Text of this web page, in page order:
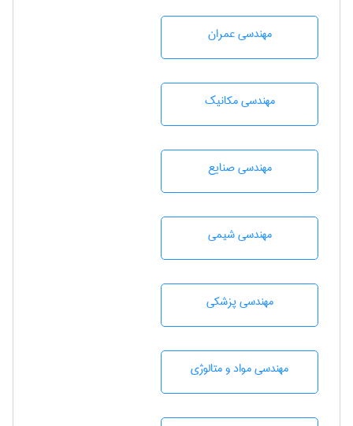
مهندسی عمران
مهندسی مکانیک
مهندسی صنايع
مهندسي شيمی
مهندسی پزشکی
مهندسی مواد و متالوژی